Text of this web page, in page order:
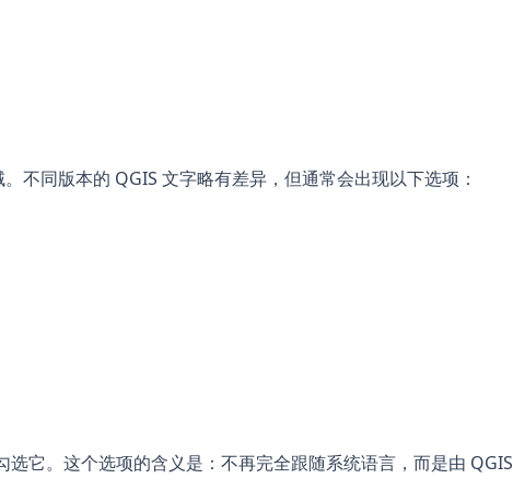
不同版本的 QGIS 文字略有差异，但通常会出现以下选项：
选它。这个选项的含义是：不再完全跟随系统语言，而是由 QGIS